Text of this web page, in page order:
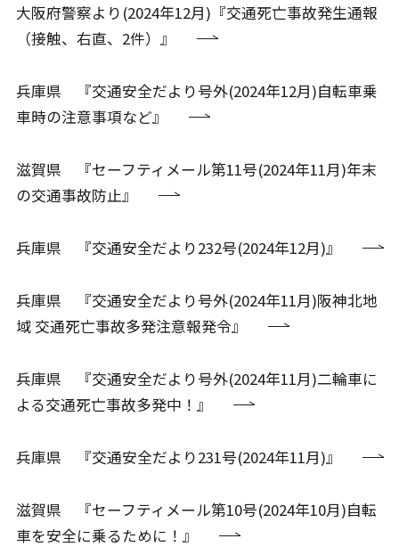
大阪府警察より(2024年12月)『交通死亡事故発生通報
（接触、右直、2件）』
兵庫県 『交通安全だより号外(2024年12月)自転車乗
車時の注意事項など』
滋賀県 『セーフティメール第11号(2024年11月)年末
の交通事故防止』
兵庫県 『交通安全だより232号(2024年12月)』
兵庫県 『交通安全だより号外(2024年11月)阪神北地
域 交通死亡事故多発注意報発令』
兵庫県 『交通安全だより号外(2024年11月)二輪車に
よる交通死亡事故多発中！』
兵庫県 『交通安全だより231号(2024年11月)』
滋賀県 『セーフティメール第10号(2024年10月)自転
車を安全に乗るために！』